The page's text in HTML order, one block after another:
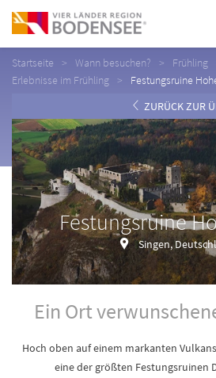
Startseite Wann besuchen?
Frühling
Erlebnisse im Frühling
Festungsruine
ZURÜCK ZUR
Festungsruine
Singen,
Ein Ort
Hoch oben auf einem markanten
eine der größten Festungsruinen